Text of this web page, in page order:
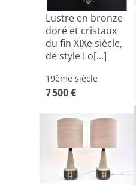
Lustre en bronze
doré et cristaux
du fin XIXe siècle,
de style Lo[...]
19ème siècle
7 500 €